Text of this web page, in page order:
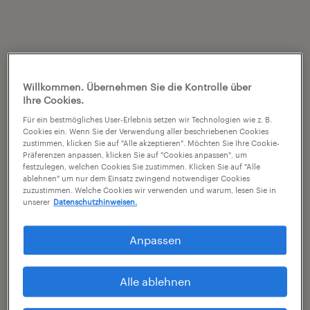
Willkommen. Übernehmen Sie die Kontrolle über
Ihre Cookies.
Für ein bestmögliches User-Erlebnis setzen wir Technologien wie z. B.
Cookies ein. Wenn Sie der Verwendung aller beschriebenen Cookies
zustimmen, klicken Sie auf "Alle akzeptieren". Möchten Sie Ihre Cookie-
Präferenzen anpassen, klicken Sie auf "Cookies anpassen", um
festzulegen, welchen Cookies Sie zustimmen. Klicken Sie auf "Alle
ablehnen" um nur dem Einsatz zwingend notwendiger Cookies
zuzustimmen. Welche Cookies wir verwenden und warum, lesen Sie in
unserer Datenschutzhinweisen.
Anpassen
Alle ablehnen